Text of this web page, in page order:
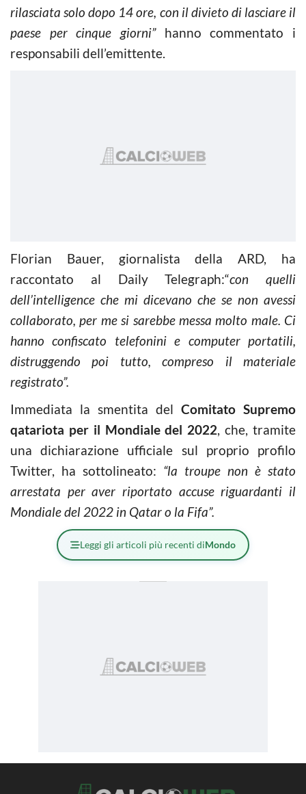
rilasciata solo dopo 14 ore, con il divieto di lasciare il
paese per cinque giorni”hanno commentato i
responsabili dell’emittente.
Florian Bauer, giornalista della ARD, ha
raccontato al Daily Telegraph:“con quelli
dell’intelligence che mi dicevano che se non avessi
collaborato, per me si sarebbe messa molto male. Ci
hanno confiscato telefonini e computer portatili,
distruggendo poi tutto, compreso il materiale
registrato”.
Immediata la smentita del Comitato Supremo
qatariota per il Mondiale del 2022, che, tramite
una dichiarazione ufficiale sul proprio profilo
Twitter, ha sottolineato: “la troupe non è stato
arrestata per aver riportato accuse riguardanti il
Mondiale del 2022 in Qatar o la Fifa”.
Leggi gli articoli più recenti diMondo